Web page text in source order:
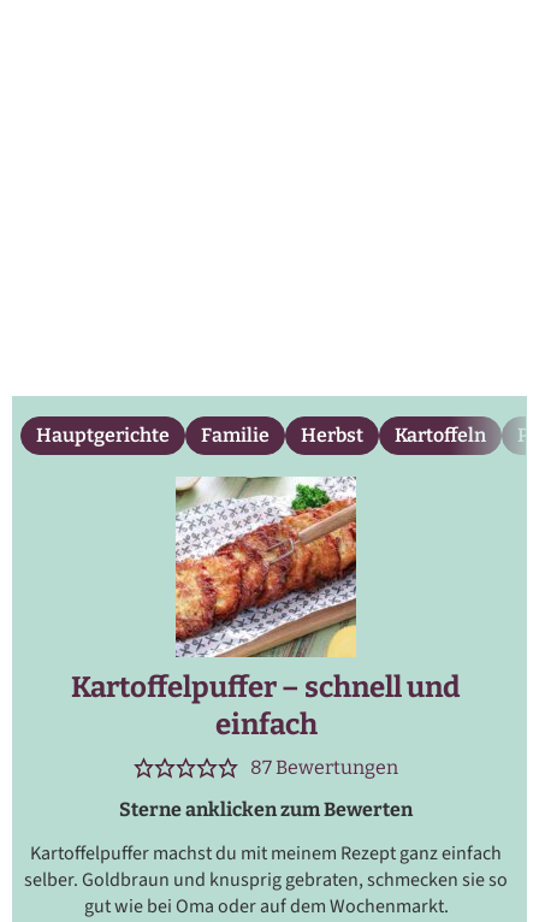
Hauptgerichte Familie Herbst Kartoffeln
Kartoffelpuffer – schnell und
einfach
87Bewertungen
Sterne anklicken zum Bewerten
Kartoffelpuffer machst du mit meinem Rezept ganz einfach
selber. Goldbraun und knusprig gebraten, schmecken sie so
gut wie bei Oma oder auf dem Wochenmarkt.